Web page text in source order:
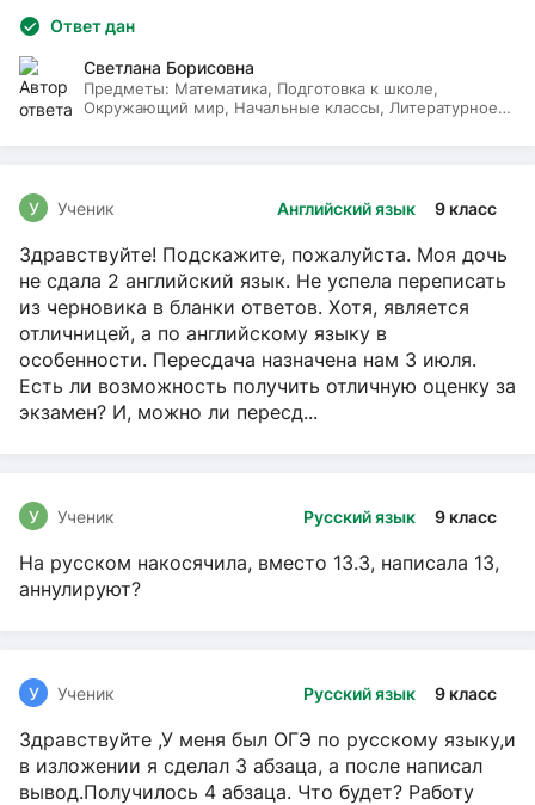
Ответ дан
Светлана Борисовна
Предметы: Математика, Подготовка к школе,
Окружающий мир, Начальные классы, Литературное
Английский язык 9 класс
У Ученик
Здравствуйте! Подскажите, пожалуйста. Моя дочь
не сдала 2 английский язык. Не успела переписать
из черновика в бланки ответов. Хотя, является
отличницей, а по английскому языку в
особенности. Пересдача назначена нам 3 июля.
Есть ли возможность получить отличную оценку за
экзамен? И, можно ли пересд...
Русский язык 9 класс
У Ученик
На русском накосячила, вместо 13.3, написала 13,
аннулируют?
Русский язык 9 класс
У Ученик
Здравствуйте ,У меня был ОГЭ по русскому языку,и
в изложении я сделал 3 абзаца, а после написал
вывод.Получилось 4 абзаца. Что будет? Работу